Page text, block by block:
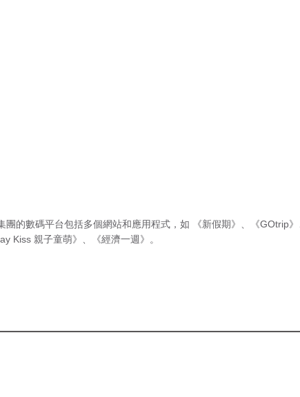
團的數碼平台包括多個網站和應用程式，如 《新假期》 《GOtrip》
Kiss 親子童萌》
《經濟一週》 。